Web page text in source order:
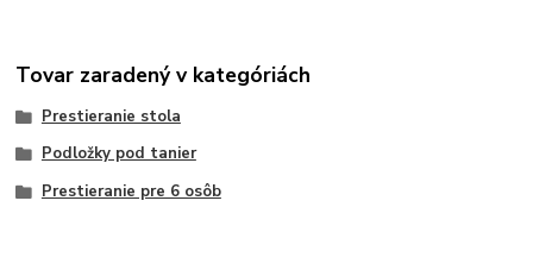
Tovar zaradený v kategóriách
Prestieranie stola
Podložky pod tanier
Prestieranie pre 6 osôb